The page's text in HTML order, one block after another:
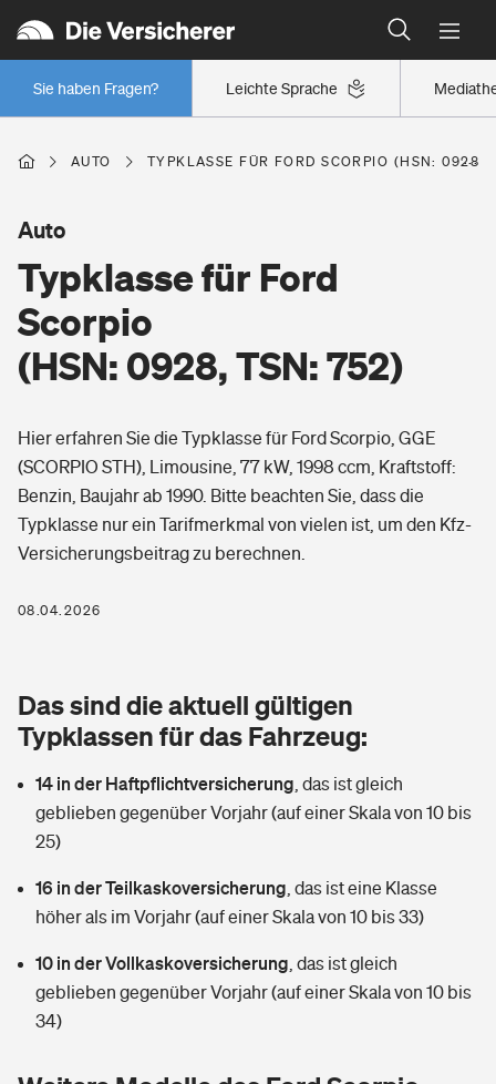
Leichte Sprache
Sie haben Fragen?
Wer versichert was: Jetzt Versicherer finden
Regionalklassen: So ist Ihre Region eingestuft
Wer versichert was: Jetzt Versicherer finden
Berufsunfähigkeitsversicherung
Erwerbsunfähigkeitsversicherung
Arbeitsrechtsschutz
Berufshaftpflichtversicherung
Rentenrechner: Wie viel Geld bekomme ich im Alter?
Wer versichert was: Jetzt Versicherer finden
Sie haben Fragen?
Wohnen
Wohngebäudeversicherung
Hausratversicherung
Elementarversicherung
Photovoltaik
Wärmepumpen versichern
Vermieterrrechtsschutz
Mietkautionsversicherung
Restkreditversicherung
Zur Übersicht
Tools
Pri­vate Haft­pflicht­
Rechts­schutz­ver­si­che­rung
Kinderunfall­ver­si­che­rung
Reiseversicherung
Handyversicherung
Gesundheit
Private Krankenversicherung
Tierkrankenversicherung
Zur Übersicht
Sie haben Fragen?
AUTO TYPKLASSE FÜR FORD SCORPIO (HSN: 0928,
Typklasse für Ford
Scorpio
(HSN: 0928, TSN: 752)
Auto
Hier erfahren Sie die Typklasse für Ford Scorpio, GGE
(SCORPIO STH), Limousine, 77 kW, 1998 ccm, Kraftstoff:
Benzin, Baujahr ab 1990. Bitte beachten Sie, dass die
Typklasse nur ein Tarifmerkmal von vielen ist, um den Kfz-
Versicherungsbeitrag zu berechnen.
08.04.2026
Das sind die aktuell gültigen
Typklassen für das Fahrzeug:
14 in der Haftpflichtversicherung das ist gleich
geblieben gegenüber Vorjahr (auf einer Skala von 10 bis
25)
16 in der Teilkaskoversicherung das ist eine Klasse
höher als im Vorjahr (auf einer Skala von 10 bis 33)
10 in der Vollkaskoversicherung das ist gleich
geblieben gegenüber Vorjahr (auf einer Skala von 10 bis
34)